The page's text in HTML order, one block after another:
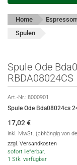
Home
Spulen
Spule Ode
RBDA08024CS
Art.-Nr.: 8000901
Spule Ode Bda08024cs
17,02€
inkl. MwSt. (abhängig von
zzgl. Versandkosten
sofort lieferbar,
1 Stk. verfügbar